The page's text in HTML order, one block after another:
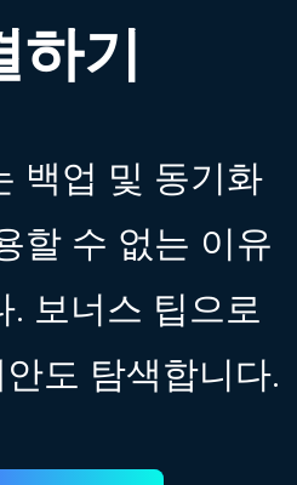
하기
백업 및 동기화
할 수 없는 이유
. 보너스 팁으로
도 탐색합니다.